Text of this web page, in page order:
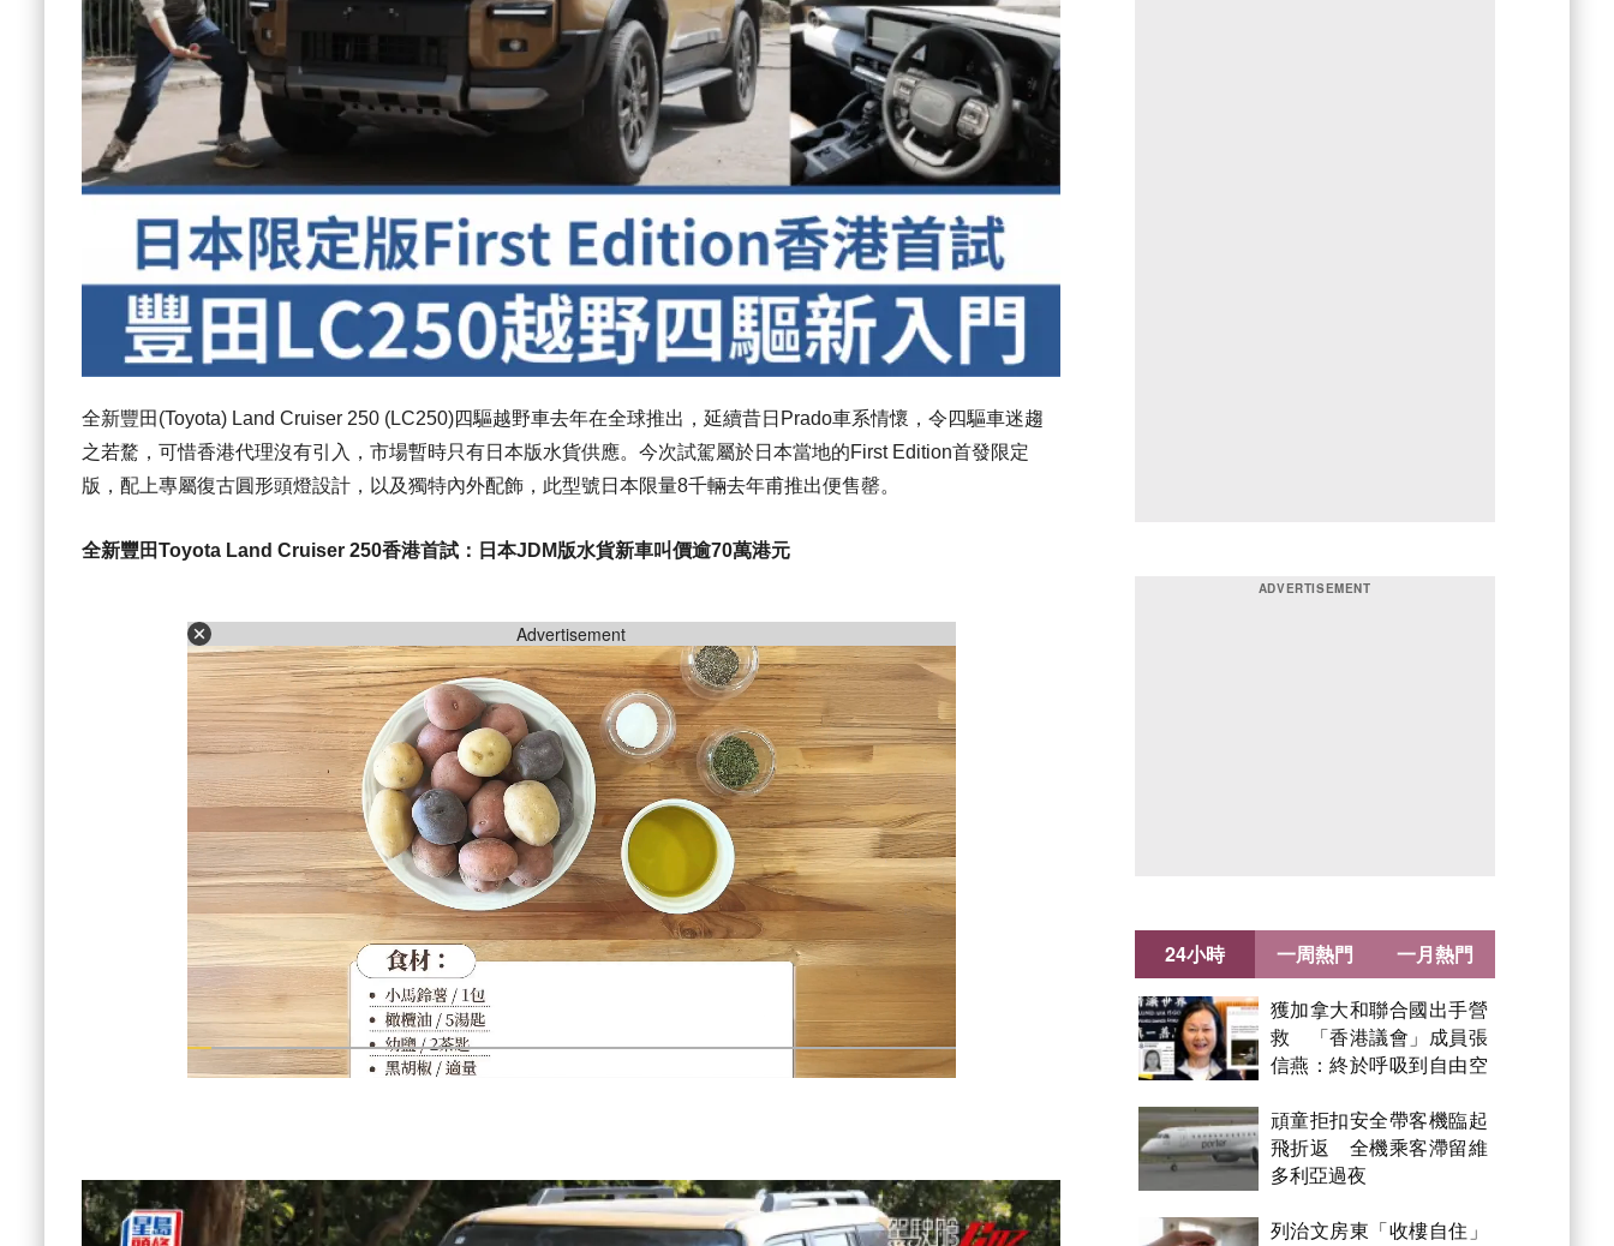
全新豐田(Toyota) Land Cruiser 250 (LC250)四驅越野車去年在全球推出，延續昔日Prado車系情懷，令四驅車迷趨
之若騖，可惜香港代理沒有引入，市場暫時只有日本版水貨供應。今次試駕屬於日本當地的First Edition首發限定
版，配上專屬復古圓形頭燈設計，以及獨特內外配飾，此型號日本限量8千輛去年甫推出便售罄。
全新豐田Toyota Land Cruiser 250香港首試：日本JDM版水貨新車叫價逾70萬港元
Advertisement
24小時
獲加拿大和聯合國出手營
救 「香港議會」成員張
信燕：終於呼吸到自由空
頑童拒扣安全帶客機臨起
飛折返 全機乘客滯留維
多利亞過夜
列治文房東「收樓自住」
一周熱門 一月熱門